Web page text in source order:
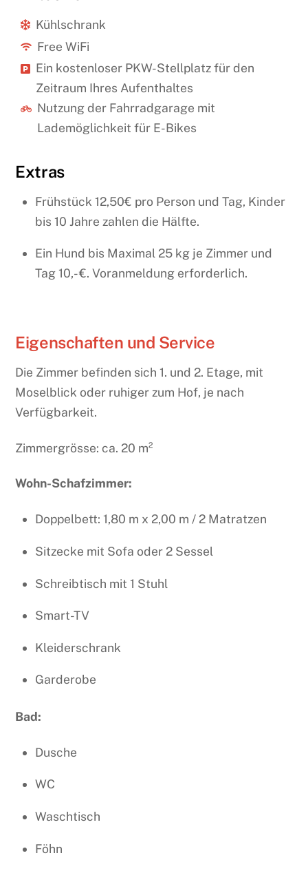
Kühlschrank
Free WiFi
Ein kostenloser PKW-Stellplatz für den
Zeitraum Ihres Aufenthaltes
Nutzung der Fahrradgarage mit
Lademöglichkeit für E-Bikes
Extras
Frühstück 12,50€ pro Person und Tag, Kinder
bis 10 Jahre zahlen die Hälfte.
Ein Hund bis Maximal 25 kg je Zimmer und
Tag 10,- €. Voranmeldung erforderlich.
Eigenschaften und Service
Die Zimmer befinden sich 1. und 2. Etage, mit
Moselblick oder ruhiger zum Hof, je nach
Verfügbarkeit.
Zimmergrösse: ca. 20 m²
Wohn-Schafzimmer:
Doppelbett: 1,80 m x 2,00 m / 2 Matratzen
Sitzecke mit Sofa oder 2 Sessel
Schreibtisch mit 1 Stuhl
Smart-TV
Kleiderschrank
Garderobe
Bad:
Dusche
WC
Waschtisch
Föhn